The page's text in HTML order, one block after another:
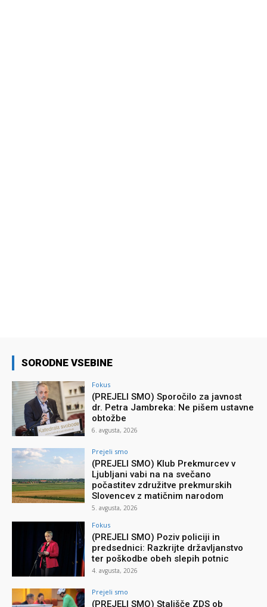
SORODNE VSEBINE
Fokus
(PREJELI SMO) Sporočilo za javnost
dr. Petra Jambreka: Ne pišem ustavne
obtožbe
6. avgusta, 2026
Prejeli smo
(PREJELI SMO) Klub Prekmurcev v
Ljubljani vabi na na svečano
počastitev združitve prekmurskih
Slovencev z matičnim narodom
5. avgusta, 2026
Fokus
(PREJELI SMO) Poziv policiji in
predsednici: Razkrijte državljanstvo
ter poškodbe obeh slepih potnic
4. avgusta, 2026
Prejeli smo
(PREJELI SMO) Stališče ZDS ob